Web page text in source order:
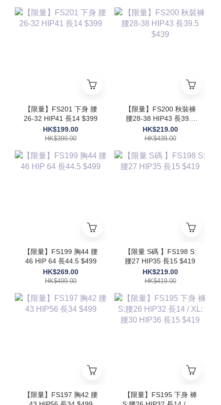
【限量】FS201 下身 腰
26-32 HIP41 長14 $399
HK$199.00
HK$399.00
【限量】FS200 秋裝褲
腰28-38 HIP43 長39.5
$439
HK$219.00
HK$439.00
【限量】FS199 胸44 腰
46 HIP 64 長44.5 $499
HK$269.00
HK$499.00
【限量 S碼 】FS198 S:
腰27 HIP35 長15 $419
HK$219.00
HK$419.00
【限量】FS197 胸42 腰
【限量】FS195 下身 褲